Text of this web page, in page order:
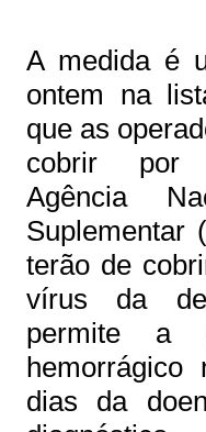
A medida é
ontem na
que as
cobrir por
Agência
Suplementar
terão de
vírus da
permite a
hemorrágico
dias da